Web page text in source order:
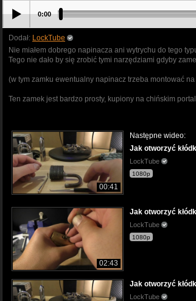
0:00
Dodał: LockTube
Nie miałem dobrego napinacza ani wytrychu do tego
Tego nie dało by się zrobić tymi narzędziami gdyby
(w tym zamku ewentualny napinacz trzeba montować
Ten zamek jest bardzo prosty, kupiony na chińskim
00:41
Następne wideo:
Jak otworzyć
LockTube
1080p
02:43
Jak otworzyć
LockTube
1080p
Jak otworzyć
LockTube